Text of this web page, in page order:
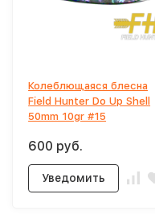
Колеблющаяся блесна
Field Hunter Do Up Shell
50mm 10gr #15
600 руб.
Уведомить